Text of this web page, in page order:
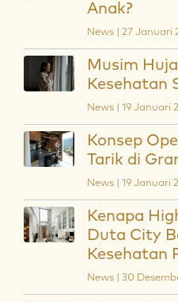
Anak?
News | 27 Januari
Musim
Kesehatan
News | 19 Januari
Konsep
Tarik di
News | 19 Januari
Kenapa
Duta City
Kesehatan
News | 30